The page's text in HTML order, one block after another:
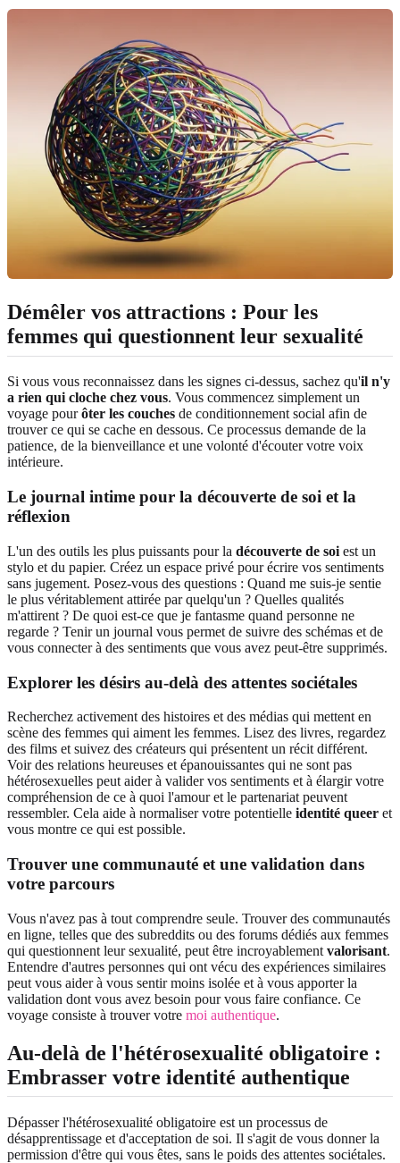
Démêler vos attractions : Pour les
femmes qui questionnent leur sexualité
Si vous vous reconnaissez dans les signes ci-dessus, sachez qu'il n'y
a rien qui cloche chez vous. Vous commencez simplement un
voyage pourôter les couches de conditionnement social afin de
trouver ce qui se cache en dessous. Ce processus demande de la
patience, de la bienveillance et une volonté d'écouter votre voix
intérieure.
Le journal intime pour la découverte de soi et la
réflexion
L'un des outils les plus puissants pour la découverte de soi est un
stylo et du papier. Créez un espace privé pour écrire vos sentiments
sans jugement. Posez-vous des questions : Quand me suis-je sentie
le plus véritablement attirée par quelqu'un ? Quelles qualités
m'attirent ? De quoi est-ce que je fantasme quand personne ne
regarde ? Tenir un journal vous permet de suivre des schémas et de
vous connecter à des sentiments que vous avez peut-être supprimés.
Explorer les désirs au-delà des attentes sociétales
Recherchez activement des histoires et des médias qui mettent en
scène des femmes qui aiment les femmes. Lisez des livres, regardez
des films et suivez des créateurs qui présentent un récit différent.
Voir des relations heureuses et épanouissantes qui ne sont pas
hétérosexuelles peut aider à valider vos sentiments et à élargir votre
compréhension de ce à quoi l'amour et le partenariat peuvent
ressembler. Cela aide à normaliser votre potentielle identité queer et
vous montre ce qui est possible.
Trouver une communauté et une validation dans
votre parcours
Vous n'avez pas à tout comprendre seule. Trouver des communautés
en ligne, telles que des subreddits ou des forums dédiés aux femmes
qui questionnent leur sexualité, peut être incroyablement valorisant.
Entendre d'autres personnes qui ont vécu des expériences similaires
peut vous aider à vous sentir moins isolée et à vous apporter la
validation dont vous avez besoin pour vous faire confiance. Ce
voyage consiste à trouver votre moi authentique.
Au-delà de l'hétérosexualité obligatoire :
Embrasser votre identité authentique
Dépasser l'hétérosexualité obligatoire est un processus de
désapprentissage et d'acceptation de soi. Il s'agit de vous donner la
permission d'être qui vous êtes, sans le poids des attentes sociétales.